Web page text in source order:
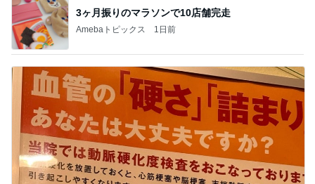
3ヶ月振りのマラソンで10店舗完走
Amebaトピックス 1日前